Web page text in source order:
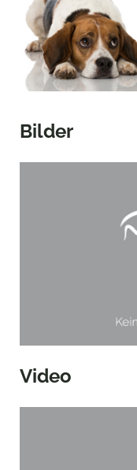
Bilder
Video